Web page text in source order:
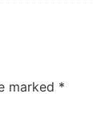
marked *